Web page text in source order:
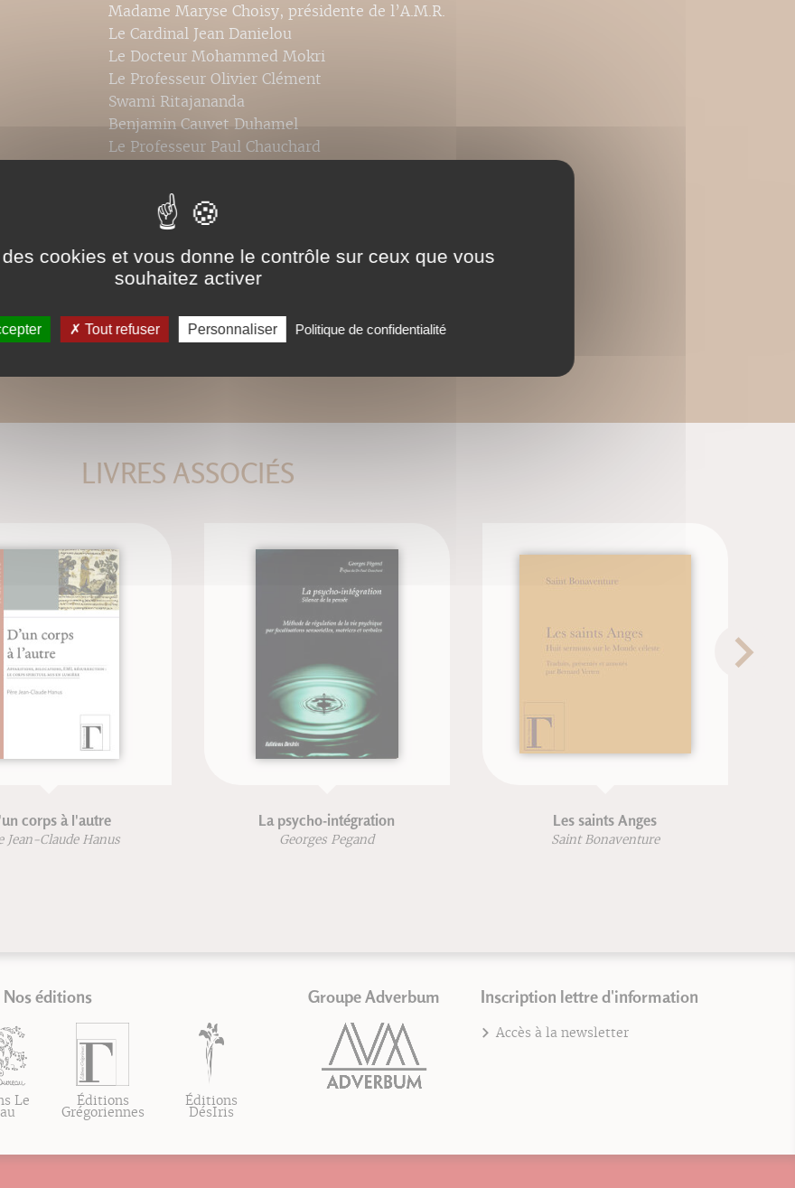
Madame Maryse Choisy, présidente de l’A.M.R.
Le Cardinal Jean Danielou
Le Docteur Mohammed Mokri
Le Professeur Olivier Clément
Swami Ritajananda
Benjamin Cauvet Duhamel
Le Professeur Paul Chauchard
Le Pasteur Jean Bosc
Le Docteur Hubert Larcher
LIVRES ASSOCIÉS
corps à l'autre
Jean-Claude Hanus
La psycho-intégration
Georges Pegand
Les saints Anges
Saint Bonaventure
Nos éditions
Le Éditions
Grégoriennes
Éditions
DésIris
Groupe Adverbum Inscription lettre d'information
Accès à la newsletter
cookies et vous donne le contrôle sur ceux que vous
souhaitez activer
Tout refuser Personnaliser Politique de confidentialité